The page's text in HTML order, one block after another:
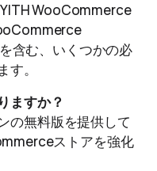
WooCommerce
含む、いくつかの必
。
ますか？
の無料版を提供して
ストアを強化